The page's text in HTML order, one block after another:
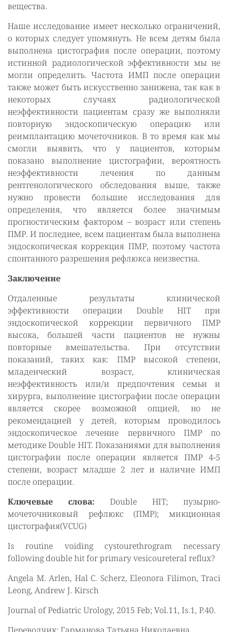
вещества.
Наше исследование имеет несколько ограничений,
о которых следует упомянуть. Не всем детям была
выполнена цистография после операции, поэтому
истинной радиологической эффективности мы не
могли определить. Частота ИМП после операции
также может быть искусственно занижена, так как в
некоторых случаях радиологической
неэффективности пациентам сразу же выполняли
повторную эндоскопическую операцию или
реимплантацию мочеточников. В то время как мы
смогли выявить, что у пациентов, которым
показано выполнение цистографии, вероятность
неэффективности лечения по данным
рентгенологического обследования выше, также
нужно провести большие исследования для
определения, что является более значимым
прогностическим фактором – возраст или степень
ПМР. И последнее, всем пациентам была выполнена
эндоскопическая коррекция ПМР, поэтому частота
спонтанного разрешения рефлюкса неизвестна.
Заключение
Отдаленные результаты клинической
эффективности операции Double HIT при
эндоскопической коррекции первичного ПМР
высока, большей части пациентов не нужны
повторные вмешательства. При отсутствии
показаний, таких как: ПМР высокой степени,
младенческий возраст, клиническая
неэффективность или/и предпочтения семьи и
хирурга, выполнение цистографии после операции
является скорее возможной опцией, но не
рекомендацией у детей, которым проводилось
эндоскопическое лечение первичного ПМР по
методике Double HIT. Показаниями для выполнения
цистографии после операции является ПМР 4-5
степени, возраст младше 2 лет и наличие ИМП
после операции.
Ключевые слова: Double HIT; пузырно-
мочеточниковый рефлюкс (ПМР); микционная
цистография(VCUG)
Is routine voiding cystourethrogram necessary
following double hit for primary vesicoureteral reflux?
Angela M. Arlen, Hal C. Scherz, Eleonora Filimon, Traci
Leong, Andrew J. Kirsch
Journal of Pediatric Urology, 2015 Feb; Vol.11, Is.1, P.40.